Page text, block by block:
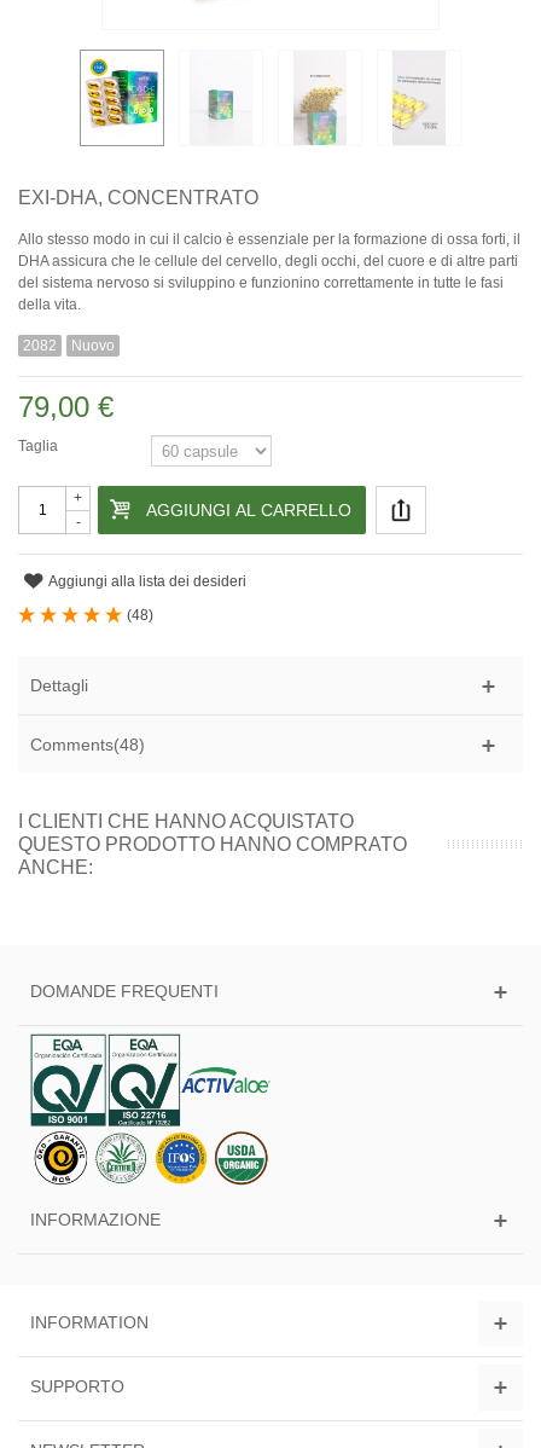
EXI‑DHA, CONCENTRATO
Allo stesso modo in cui il calcio è essenziale per la formazione di ossa forti, il
DHA assicura che le cellule del cervello, degli occhi, del cuore e di altre parti
del sistema nervoso si sviluppino e funzionino correttamente in tutte le fasi
della vita.
2082 Nuovo
79,00 €
Taglia
-
+
AGGIUNGI AL CARRELLO
Aggiungi alla lista dei desideri
(48)
Dettagli
Comments(48)
I CLIENTI CHE HANNO ACQUISTATO
QUESTO PRODOTTO HANNO COMPRATO
ANCHE:
DOMANDE FREQUENTI
INFORMAZIONE
INFORMATION
SUPPORTO